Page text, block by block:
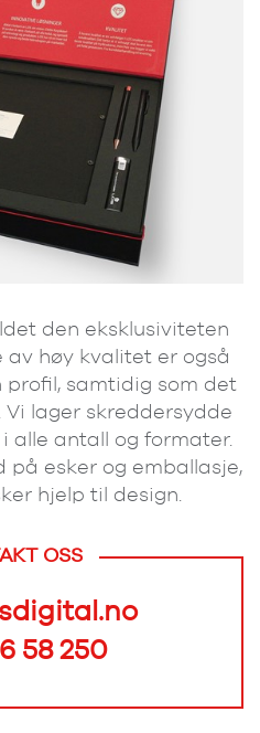
den eksklusiviteten
av høy kvalitet er også
samtidig som det
lager skreddersydde
alle antall og formater.
på esker og emballasje,
hjelp til design.
OSS
58 250